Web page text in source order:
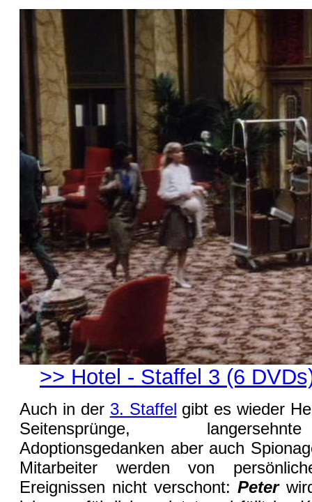
>> Hotel - Staffel 3 (6
Auch in der 3. Staffel gibt es wieder
Seitensprünge,
Adoptionsgedanken aber auch
Mitarbeiter werden von
Ereignissen nicht verschont:Peter